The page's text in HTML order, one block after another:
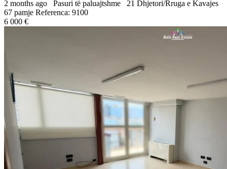
2 months ago Pasuri të paluajtshme
21 Dhjetori/Rruga e Kavajes
67 pamje Referenca: 9100
6 000 €